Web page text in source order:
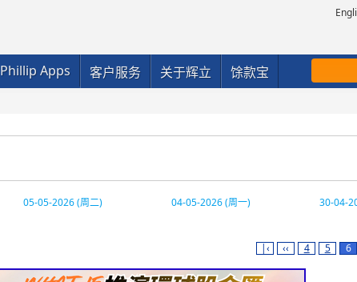
Phillip Apps 客户服务 关于辉立 馀款宝
05-05-2026 (周二) 04-05-2026 (周一) 30-04-
|‹ ‹‹ 4 5 6